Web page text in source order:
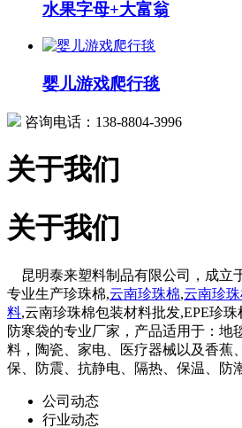
水果字母+大富翁
婴儿游戏爬行毯
咨询电话：138-8804-3996
关于我们
关于我们
昆明泰来塑料制品有限公司，成立
专业生产珍珠棉,云南珍珠棉,云南珍
料,云南珍珠棉包装材料批发,EPE珍
防寒袋的专业厂家，产品适用于：地
料，陶瓷、家电、医疗器械以及香蕉
保、防震、抗静电、隔热、保温、防
公司动态
行业动态